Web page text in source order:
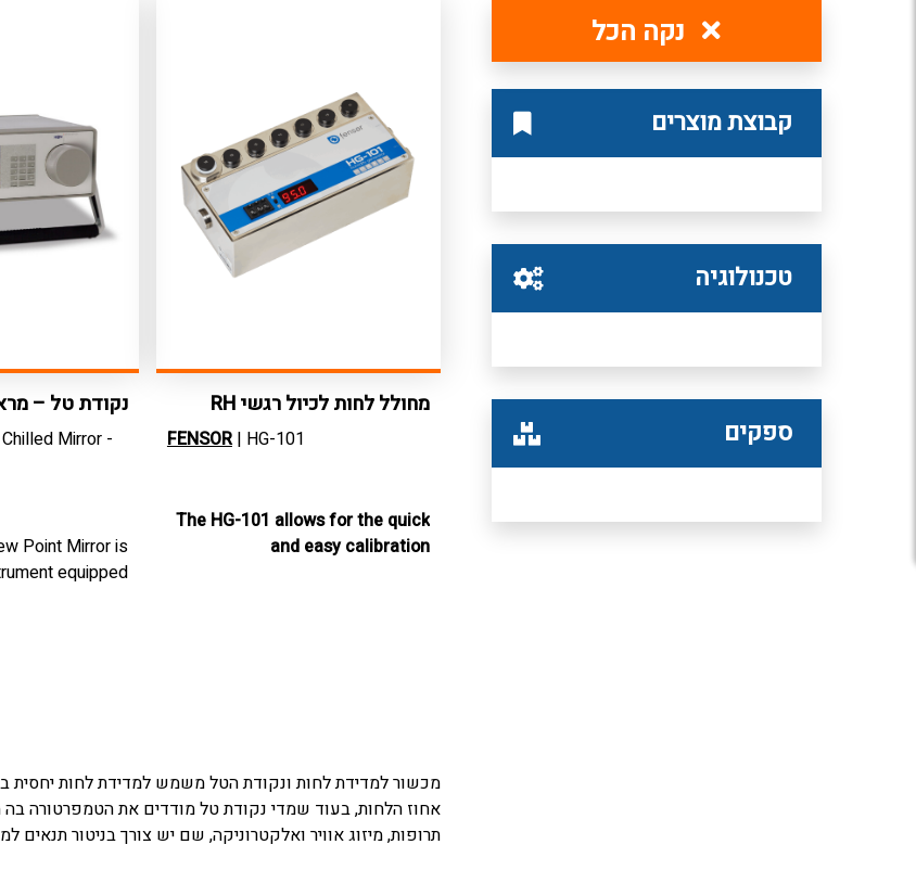
נקה הכל
קבוצת מוצרים
טכנולוגיה
ספקים
מחולל לחות לכיול רגשי RH
FENSOR| HG-101
The HG-101 allows for the quick
and easy calibration
נקודת טל –
Mirror -
Point Mirror is
equipped
מכשור למדידת לחות ונקודת הטל משמש למדידת לחות יחסית
אחוז הלחות, בעוד שמדי נקודת טל מודדים את הטמפרטורה בה
תרופות, מיזוג אוויר ואלקטרוניקה, שם יש צורך בניטור תנאים